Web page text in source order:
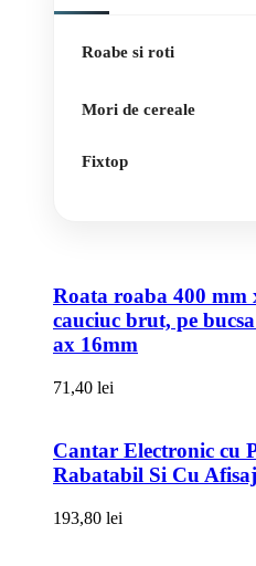
Roabe si roti
Mori de cereale
Fixtop
Roata roaba 400 mm
cauciuc brut, pe
ax 16mm
71,40 lei
Cantar Electronic cu
Rabatabil Si Cu
193,80 lei